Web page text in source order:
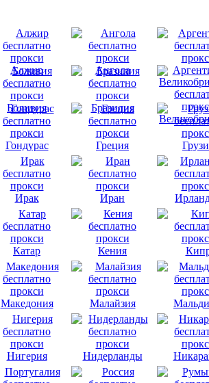
Алжир Ангола
Боливия
Бразилия
Гондурас Греция
Ирак Иран
Катар Кения
Македония Малайзия
Нигерия Нидерланды